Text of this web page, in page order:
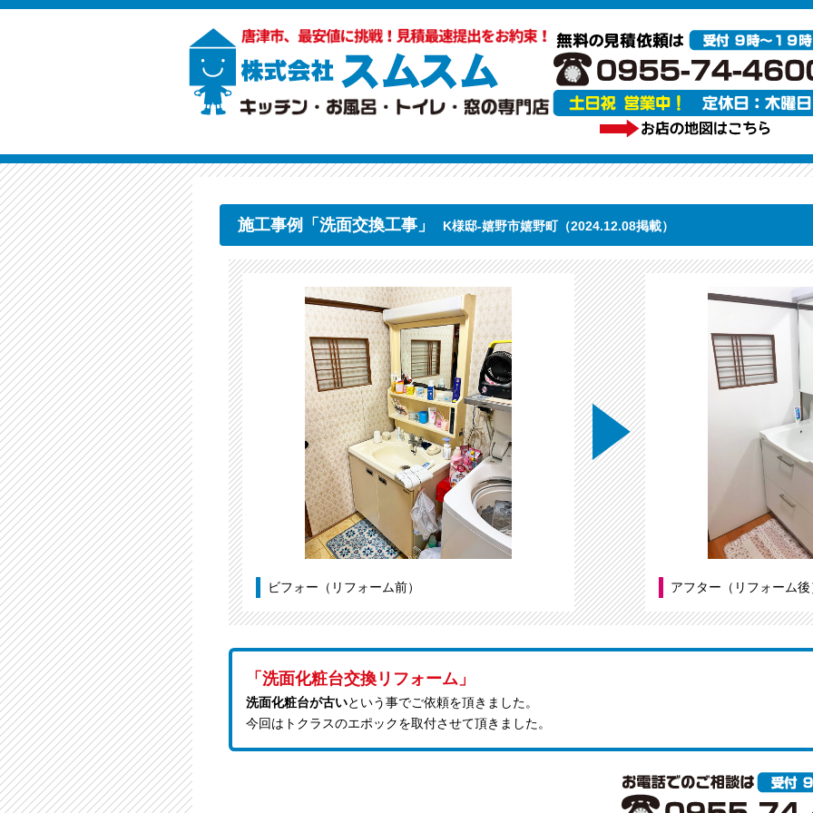
施工事例「洗面交換工事」 K様邸-嬉野市嬉野町（2024.12.08掲載）
ビフォー（リフォーム前） アフター（リフォーム後
「洗面化粧台交換リフォーム」
洗面化粧台が古いという事でご依頼を頂きました。
今回はトクラスのエポックを取付させて頂きました。